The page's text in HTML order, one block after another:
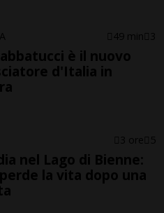
49 min 3
è il nuovo
d'Italia in
3 ore 5
nel Lago di Bienne:
la vita dopo una